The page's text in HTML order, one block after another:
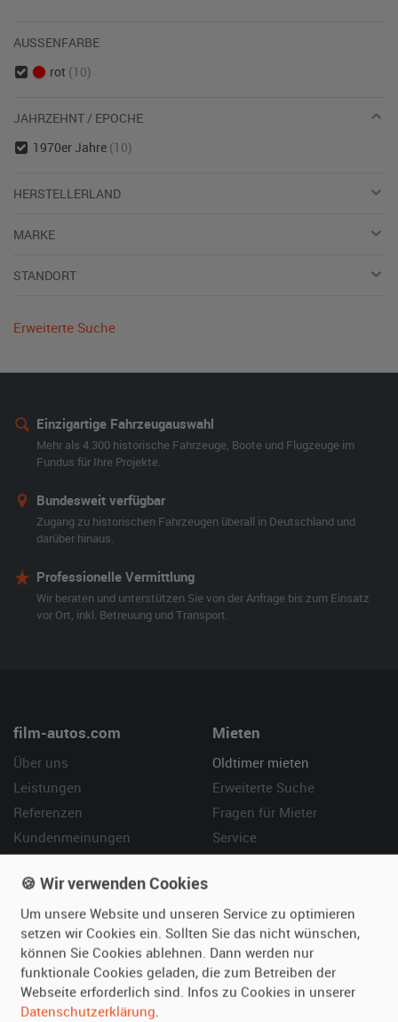
AUSSENFARBE
rot (10)
JAHRZEHNT / EPOCHE
1970er Jahre (10)
HERSTELLERLAND
MARKE
STANDORT
Erweiterte Suche
Einzigartige Fahrzeugauswahl
Mehr als 4.300 historische Fahrzeuge, Boote und Flugzeuge im
Fundus für Ihre Projekte.
Bundesweit verfügbar
Zugang zu historischen Fahrzeugen überall in Deutschland und
darüber hinaus.
Professionelle Vermittlung
Wir beraten und unterstützen Sie von der Anfrage bis zum Einsatz
vor Ort, inkl. Betreuung und Transport.
film-autos.com
Über uns
Leistungen
Referenzen
Kundenmeinungen
Mieten
Oldtimer mieten
Erweiterte Suche
Fragen für Mieter
Service
Vermieten
Oldtimer anmelden
Fotos senden
Fragen für Vermieter
Inserat verwalten
Häufige Fragen (FAQ)
So funktioniert's
Kontakt
🍪 Wir verwenden Cookies
Um unsere Website und unseren Service zu optimieren
setzen wir Cookies ein. Sollten Sie das nicht wünschen,
können Sie Cookies ablehnen. Dann werden nur
funktionale Cookies geladen, die zum Betreiben der
Webseite erforderlich sind. Infos zu Cookies in unserer
Datenschutzerklärung.